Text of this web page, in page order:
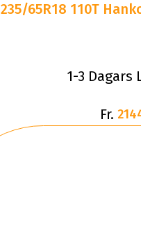
235/65R18 110T
1-3 Dagars
Fr.